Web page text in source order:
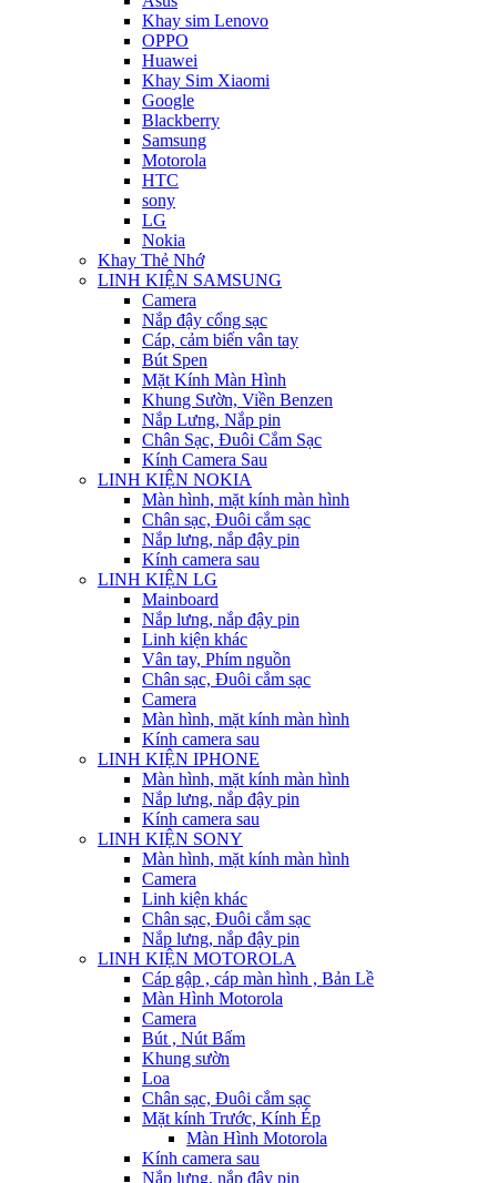
Khay sim Lenovo
OPPO
Huawei
Khay Sim Xiaomi
Google
Blackberry
Samsung
Motorola
HTC
sony
LG
Nokia
Khay Thẻ Nhớ
LINH KIỆN SAMSUNG
Camera
Nắp đậy cổng sạc
Cáp, cảm biến vân tay
Bút Spen
Mặt Kính Màn Hình
Khung Sườn, Viền Benzen
Nắp Lưng, Nắp pin
Chân Sạc, Đuôi Cắm Sạc
Kính Camera Sau
LINH KIỆN NOKIA
Màn hình, mặt kính màn hình
Chân sạc, Đuôi cắm sạc
Nắp lưng, nắp đậy pin
Kính camera sau
LINH KIỆN LG
Mainboard
Nắp lưng, nắp đậy pin
Linh kiện khác
Vân tay, Phím nguồn
Chân sạc, Đuôi cắm sạc
Camera
Màn hình, mặt kính màn hình
Kính camera sau
LINH KIỆN IPHONE
Màn hình, mặt kính màn hình
Nắp lưng, nắp đậy pin
Kính camera sau
LINH KIỆN SONY
Màn hình, mặt kính màn hình
Camera
Linh kiện khác
Chân sạc, Đuôi cắm sạc
Nắp lưng, nắp đậy pin
LINH KIỆN MOTOROLA
Cáp gập , cáp màn hình , Bản Lề
Màn Hình Motorola
Camera
Bút , Nút Bấm
Khung sườn
Loa
Chân sạc, Đuôi cắm sạc
Mặt kính Trước, Kính Ép
Màn Hình Motorola
Kính camera sau
Nắp lưng, nắp đậy pin